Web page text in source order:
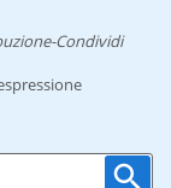
Condividi